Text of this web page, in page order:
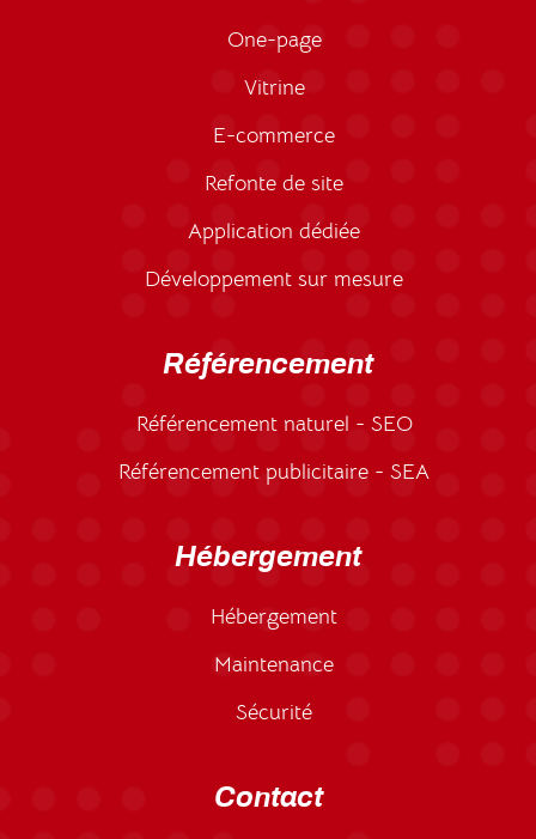
One-page
Vitrine
E-commerce
Refonte de site
Application dédiée
Développement sur mesure
Référencement
Référencement naturel - SEO
Référencement publicitaire - SEA
Hébergement
Hébergement
Maintenance
Sécurité
Contact